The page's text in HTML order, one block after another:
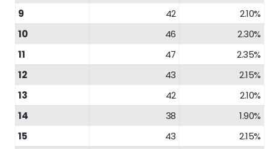
9
42
2.10%
10
46
2.30%
11
47
2.35%
12
43
2.15%
13
42
2.10%
14
38
1.90%
15
43
2.15%